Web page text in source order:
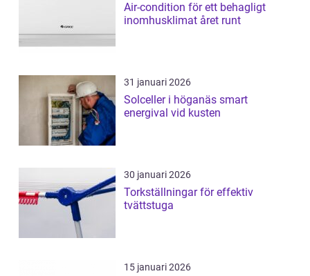
Air-condition för ett behagligt
inomhusklimat året runt
31 januari 2026
Solceller i höganäs smart
energival vid kusten
30 januari 2026
Torkställningar för effektiv
tvättstuga
15 januari 2026